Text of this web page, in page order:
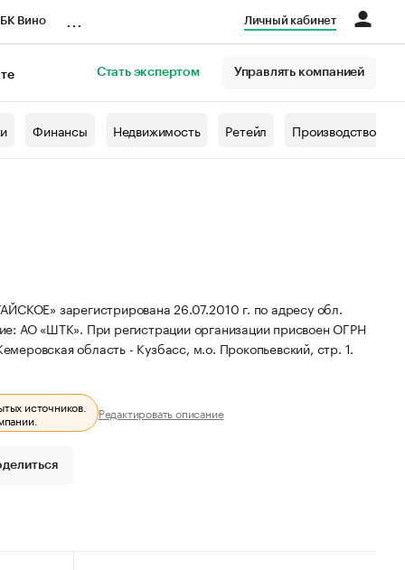
Вино Личный кабинет
Стать экспертом Управлять компанией
Финансы Недвижимость Ретейл Производство
зарегистрирована 26.07.2010 г. по адресу обл.
АО «ШТК». При регистрации организации присвоен ОГРН
область - Кузбасс, м.о. Прокопьевский, стр. 1.
источников. Редактировать описание